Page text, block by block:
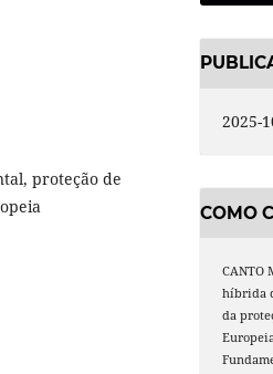
proteção de
2025-
COMO
CANTO
híbrida
da